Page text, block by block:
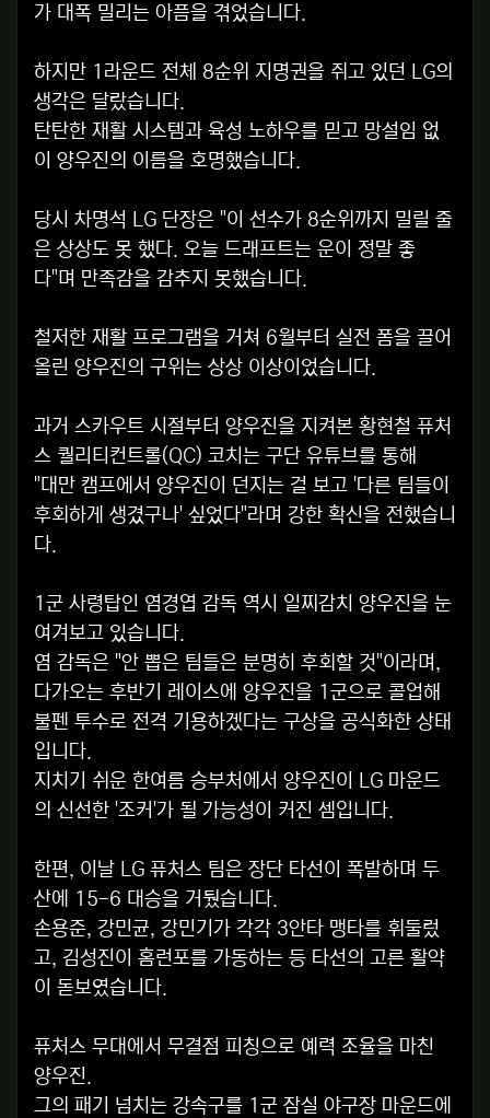
가 대폭 밀리는 아픔을 겪었습니다.
하지만 1라운드 전체 8순위 지명권을 쥐고 있던 LG의
생각은 달랐습니다.
탄탄한 재활 시스템과 육성 노하우를 믿고 망설임 없
이 양우진의 이름을 호명했습니다.
당시 차명석 LG 단장은 "이 선수가 8순위까지 밀릴 줄
은 상상도 못 했다. 오늘 드래프트는 운이 정말 좋
다"며 만족감을 감추지 못했습니다.
철저한 재활 프로그램을 거쳐 6월부터 실전 폼을 끌어
올린 양우진의 구위는 상상 이상이었습니다.
과거 스카우트 시절부터 양우진을 지켜본 황현철 퓨처
스 퀄리티컨트롤(QC) 코치는 구단 유튜브를 통해
"대만 캠프에서 양우진이 던지는 걸 보고 '다른 팀들이
후회하게 생겼구나' 싶었다"라며 강한 확신을 전했습니
다.
1군 사령탑인 염경엽 감독 역시 일찌감치 양우진을 눈
여겨보고 있습니다.
염 감독은 "안 뽑은 팀들은 분명히 후회할 것"이라며,
다가오는 후반기 레이스에 양우진을 1군으로 콜업해
불펜 투수로 전격 기용하겠다는 구상을 공식화한 상태
입니다.
지치기 쉬운 한여름 승부처에서 양우진이 LG 마운드
의 신선한 '조커'가 될 가능성이 커진 셈입니다.
한편, 이날 LG 퓨처스 팀은 장단 타선이 폭발하며 두
산에 15-6 대승을 거뒀습니다.
손용준, 강민균, 강민기가 각각 3안타 맹타를 휘둘렀
고, 김성진이 홈런포를 가동하는 등 타선의 고른 활약
이 돋보였습니다.
퓨처스 무대에서 무결점 피칭으로 예력 조율을 마친
양우진.
그의 패기 넘치는 강속구를 1군 잠실 야구장 마운드에